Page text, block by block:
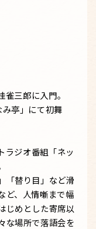
三郎に入門。
亭」にて初舞
ラジオ番組「ネッ
「替り目」など滑
ど、人情噺まで幅
じめとした寄席以
な場所で落語会を